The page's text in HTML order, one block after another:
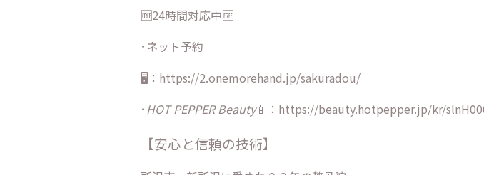
🆓24時間対応中🆓
･ネット予約
🖥：https://2.onemorehand.jp/sakuradou/
･HOT PEPPER Beauty📱：https://beauty.hotpepper.jp/kr/
【安心と信頼の技術】